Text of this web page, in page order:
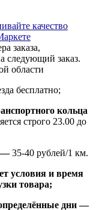
заказа,
следующий заказ.
области
бесплатно;
кольца
строго 23.00 до
—35-40 рублей/1 км.
условия и время
товара;
дни —